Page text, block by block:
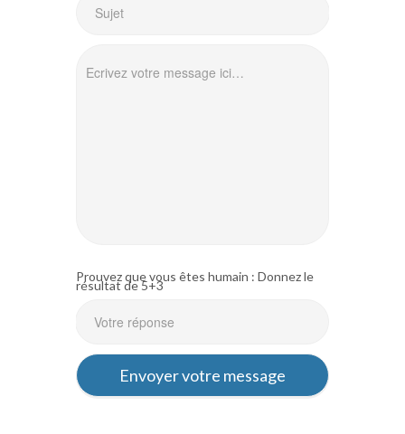
Prouvez que vous êtes humain : Donnez le
résultat de 5+3